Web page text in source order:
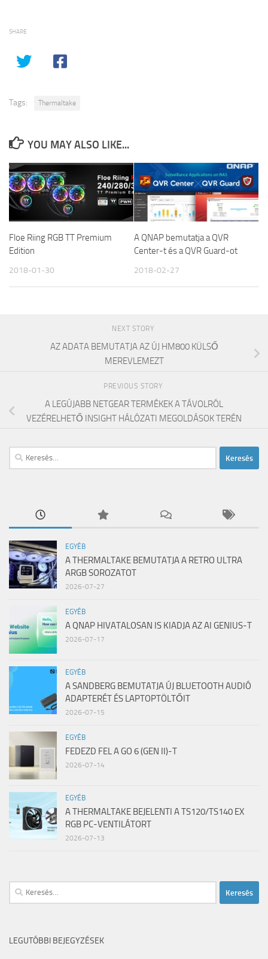
SHARE
Tags: Thermaltake
YOU MAY ALSO LIKE...
Floe Riing RGB TT Premium
Edition
2018-01-30
A QNAP bemutatja a QVR
Center-t és a QVR Guard-ot
2018-02-27
NEXT STORY
AZ ADATA BEMUTATJA AZ ÚJ HM800 KÜLSŐ
MEREVLEMEZT
PREVIOUS STORY
A LEGÚJABB NETGEAR TERMÉKEK A TÁVOLRÓL
VEZÉRELHETŐ INSIGHT HÁLÓZATI MEGOLDÁSOK TERÉN
Keresés:
EGYÉB
A THERMALTAKE BEMUTATJA A RETRO ULTRA
ARGB SOROZATOT
2026-07-27
EGYÉB
A QNAP HIVATALOSAN IS KIADJA AZ AI GENIUS-T
2026-07-17
EGYÉB
A SANDBERG BEMUTATJA ÚJ BLUETOOTH AUDIÓ
ADAPTERÉT ÉS LAPTOPTÖLTŐIT
2026-07-15
EGYÉB
FEDEZD FEL A GO 6 (GEN II)-T
2026-07-14
EGYÉB
A THERMALTAKE BEJELENTI A TS120/TS140 EX
RGB PC-VENTILÁTORT
2026-07-13
Keresés:
LEGUTÓBBI BEJEGYZÉSEK